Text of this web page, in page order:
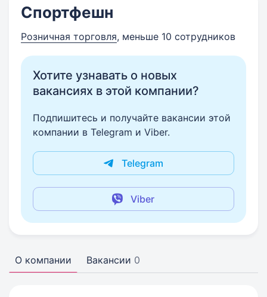
Спортфешн
Розничная торговля, меньше 10 сотрудников
Хотите узнавать о новых
вакансиях в этой компании?
Подпишитесь и получайте вакансии этой
компании в Telegram и Viber.
Telegram
Viber
О компании Вакансии 0